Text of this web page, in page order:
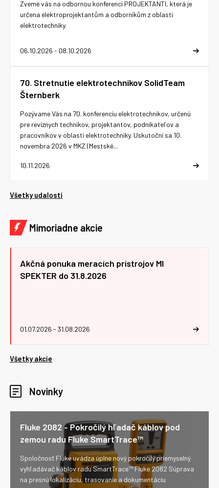
06.10.2026 - 08.10.2026
Zveme vás na odbornou konferenci PROJEKTANTI, která je
určena elektroprojektantům a odborníkům z oblasti
elektrotechniky.
70. Stretnutie elektrotechnikov SolidTeam
Šternberk
10.11.2026
Pozývame Vás na 70. konferenciu elektrotechnikov, určenú
pre revíznych technikov, projektantov, podnikateľov a
pracovníkov v oblasti elektrotechniky. Uskutoční sa 10.
novembra 2026 v MKZ (Mestské...
Všetky udalosti
Mimoriadne akcie
Akčná ponuka meracích prístrojov MI
SPEKTER do 31.8.2026
01.07.2026 - 31.08.2026
Všetky akcie
Novinky
Fluke 2082 - Pokročilý hľadač káblov pod
zemou radu Fluke SmartTrace™
Spoločnosť Fluke uvádza úplne nový pokročilý priemyselný
vyhľadávač káblov radu SmartTrace™ Fluke 2082 Súprava
na presnú lokalizáciu, trasovanie a dokumentáciu